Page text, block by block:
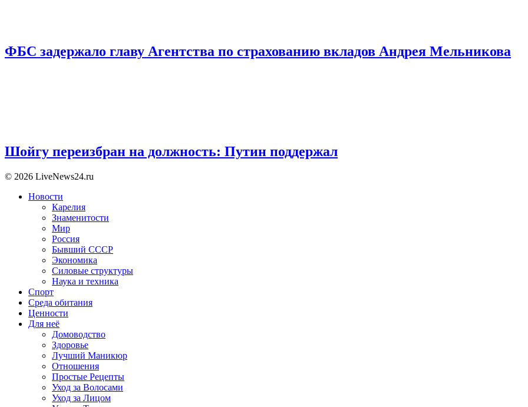
ФБС задержало главу Агентства по страхованию вкладов Андрея Мельникова
Шойгу переизбран на должность: Путин поддержал
© 2026 LiveNews24.ru
Новости
Карелия
Знаменитости
Мир
Россия
Бывший СССР
Экономика
Силовые структуры
Наука и техника
Спорт
Среда обитания
Ценности
Для неё
Домоводство
Здоровье
Лучший Маникюр
Отношения
Простые Рецепты
Уход за Волосами
Уход за Лицом